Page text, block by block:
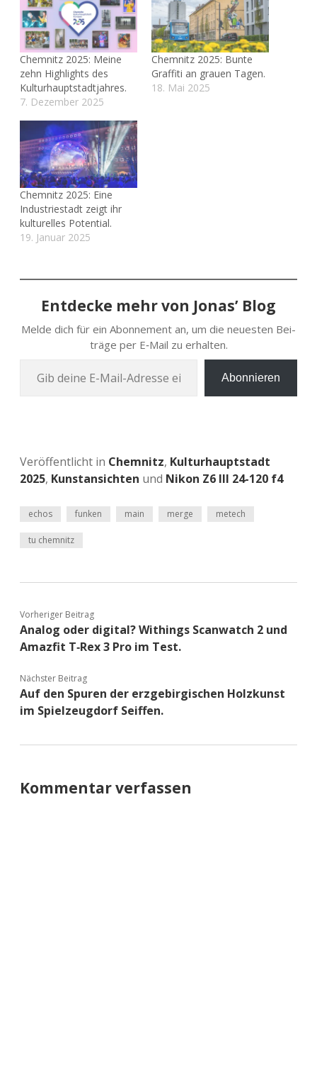
Chemnitz 2025: Meine
zehn Highlights des
Kulturhauptstadtjahres.
7. Dezember 2025
Chemnitz 2025: Bunte
Graffiti an grauen Tagen.
18. Mai 2025
Chemnitz 2025: Eine
Industriestadt zeigt ihr
kulturelles Potential.
19. Januar 2025
Entdecke mehr von Jonas’ Blog
Melde dich für ein Abon­ne­ment an, um die neu­es­ten Bei­
trä­ge per E‑Mail zu erhalten.
Abonnieren
Veröffentlicht in Chemnitz, Kulturhauptstadt
2025, Kunstansichten und Nikon Z6 III 24-120 f4
echos funken main merge metech
tu chemnitz
Vorheriger Beitrag
Analog oder digital? Withings Scanwatch 2 und
Amazfit T‑Rex 3 Pro im Test.
Nächster Beitrag
Auf den Spuren der erzgebirgischen Holzkunst
im Spielzeugdorf Seiffen.
Kommentar verfassen